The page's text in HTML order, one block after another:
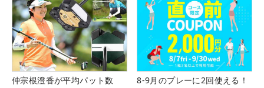
仲宗根澄香が平均パット数
8-9月のプレーに2回使える！